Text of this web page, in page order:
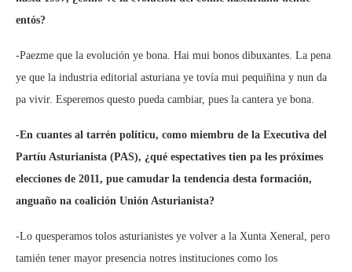
entós?
-Paezme que la evolución ye bona. Hai mui bonos dibuxantes. La pena
ye que la industria editorial asturiana ye tovía mui pequiñina y nun da
pa vivir. Esperemos questo pueda cambiar, pues la cantera ye bona.
-En cuantes al tarrén políticu, como miembru de la Executiva del
Partíu Asturianista (PAS), ¿qué espectatives tien pa les próximes
elecciones de 2011, pue camudar la tendencia desta formación,
anguaño na coalición Unión Asturianista?
-Lo quesperamos tolos asturianistes ye volver a la Xunta Xeneral, pero
tamién tener mayor presencia notres instituciones como los